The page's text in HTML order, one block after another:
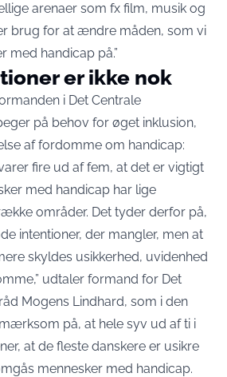
arenaer som fx film, musik og
brug for at ændre måden, som vi
med handicap på.”
er ikke nok
i Det Centrale
på behov for øget inklusion,
af fordomme om handicap:
fire ud af fem, at det er vigtigt
med handicap har lige
områder. Det tyder derfor på,
intentioner, der mangler, men at
skyldes usikkerhed, uvidenhed
udtaler formand for Det
Mogens Lindhard, som i den
på, at hele syv ud af ti i
at de fleste danskere er usikre
mennesker med handicap.